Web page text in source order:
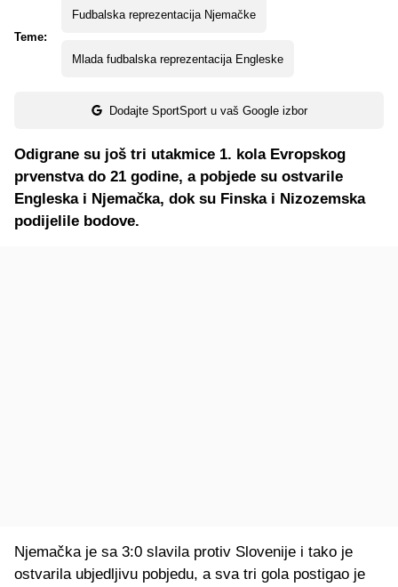
Teme:
Fudbalska reprezentacija Njemačke
Mlada fudbalska reprezentacija Engleske
Dodajte SportSport u vaš Google izbor
Odigrane su još tri utakmice 1. kola Evropskog
prvenstva do 21 godine, a pobjede su ostvarile
Engleska i Njemačka, dok su Finska i Nizozemska
podijelile bodove.
Njemačka je sa 3:0 slavila protiv Slovenije i tako je
ostvarila ubjedljivu pobjedu, a sva tri gola postigao je